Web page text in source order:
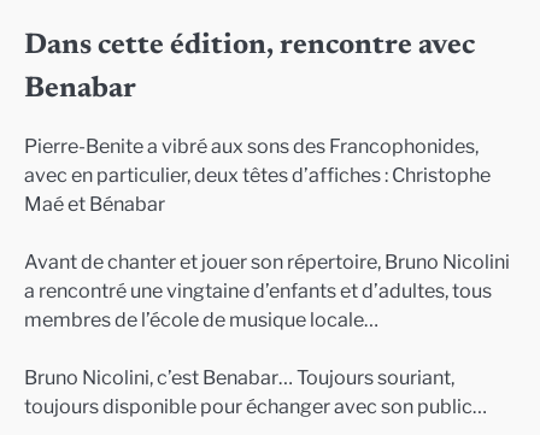
Dans cette édition, rencontre avec
Benabar
Pierre-Benite a vibré aux sons des Francophonides,
avec en particulier, deux têtes d’affiches : Christophe
Maé et Bénabar
Avant de chanter et jouer son répertoire, Bruno Nicolini
a rencontré une vingtaine d’enfants et d’adultes, tous
membres de l’école de musique locale…
Bruno Nicolini, c’est Benabar… Toujours souriant,
toujours disponible pour échanger avec son public…